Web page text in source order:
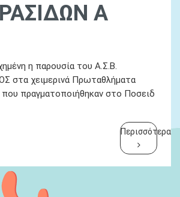
Α
η παρουσία του Α.Σ.Β.
στα χειμερινά Πρωταθλήματα
πραγματοποιήθηκαν στο Ποσειδ
Περισσότερα